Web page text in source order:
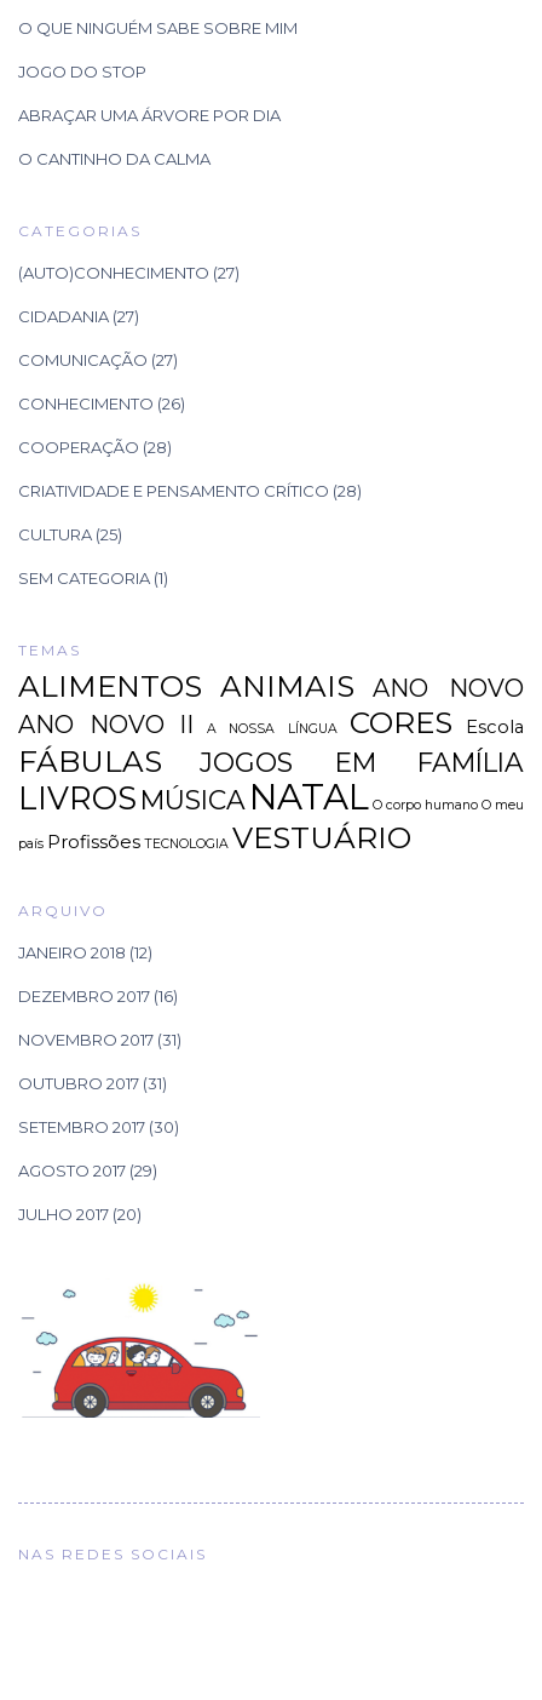
O QUE NINGUÉM SABE SOBRE MIM
JOGO DO STOP
ABRAÇAR UMA ÁRVORE POR DIA
O CANTINHO DA CALMA
CATEGORIAS
(AUTO)CONHECIMENTO (27)
CIDADANIA (27)
COMUNICAÇÃO (27)
CONHECIMENTO (26)
COOPERAÇÃO (28)
CRIATIVIDADE E PENSAMENTO CRÍTICO (28)
CULTURA (25)
SEM CATEGORIA (1)
TEMAS
ALIMENTOS ANIMAIS
ANO NOVO
ANO NOVO II
A NOSSA LÍNGUA CORES Escola
FÁBULAS JOGOS EM FAMÍLIA
LIVROS MÚSICA NATAL O corpo humano O meu
país Profissões TECNOLOGIA VESTUÁRIO
ARQUIVO
JANEIRO 2018 (12)
DEZEMBRO 2017 (16)
NOVEMBRO 2017 (31)
OUTUBRO 2017 (31)
SETEMBRO 2017 (30)
AGOSTO 2017 (29)
JULHO 2017 (20)
NAS REDES SOCIAIS